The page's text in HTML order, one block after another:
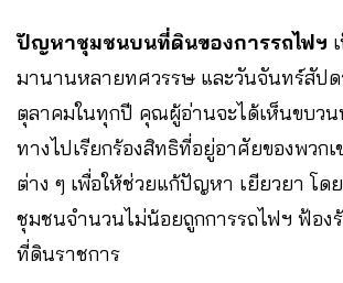
ปัญหาชุมชนบนที่ดินของการรถไฟฯ
มานานหลายทศวรรษ และวันจันทร์สัปด
ตุลาคมในทุกปี คุณผู้อ่านจะได้เห็นขบว
ทางไปเรียกร้องสิทธิที่อยู่อาศัยของพวก
ต่าง ๆ เพื่อให้ช่วยแก้ปัญหา เยียวยา โด
ชุมชนจำนวนไม่น้อยถูกการรถไฟฯ ฟ้อง
ที่ดินราชการ